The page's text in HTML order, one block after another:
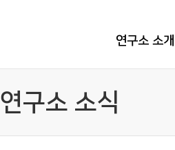
연구소 소개
연구소 소식